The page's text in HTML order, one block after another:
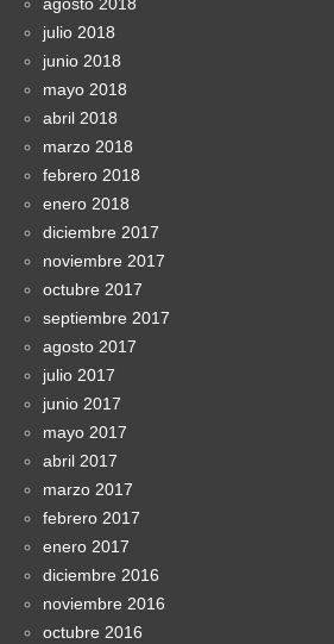
julio 2018
junio 2018
mayo 2018
abril 2018
marzo 2018
febrero 2018
enero 2018
diciembre 2017
noviembre 2017
octubre 2017
septiembre 2017
agosto 2017
julio 2017
junio 2017
mayo 2017
abril 2017
marzo 2017
febrero 2017
enero 2017
diciembre 2016
noviembre 2016
octubre 2016